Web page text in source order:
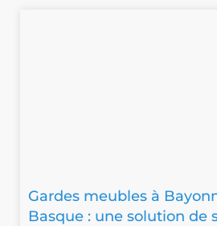
Gardes meubles à
Basque : une solution de